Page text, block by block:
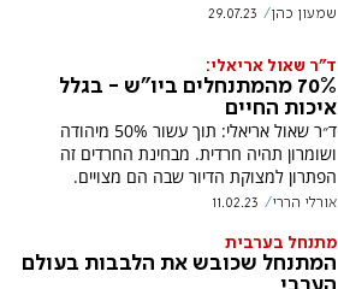
שמעון כהן 29.07.23
ד"ר שאול אריאלי:
70% מהמתנחלים ביו"ש - בגלל
איכות החיים
ד״ר שאול אריאלי: תוך עשור 50% מיהודה
ושומרון תהיה חרדית. מבחינת החרדים זה
הפתרון למצוקת הדיור שבה הם מצויים.
אורלי הררי 11.02.23
מתנחל בערבית
המתנחל שכובש את הלבבות בעולם